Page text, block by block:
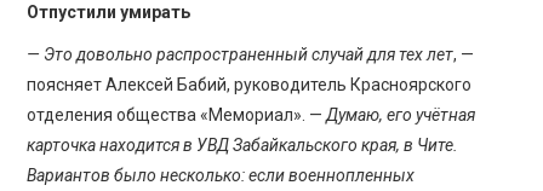
Отпустили умирать
— Это довольно распространенный случай для тех лет, —
поясняет Алексей Бабий, руководитель Красноярского
отделения общества «Мемориал». —Думаю, его учётная
карточка находится в УВД Забайкальского края, в Чите.
Вариантов было несколько: если военнопленных